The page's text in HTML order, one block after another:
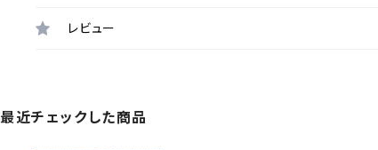
レビュー
最近チェックした商品